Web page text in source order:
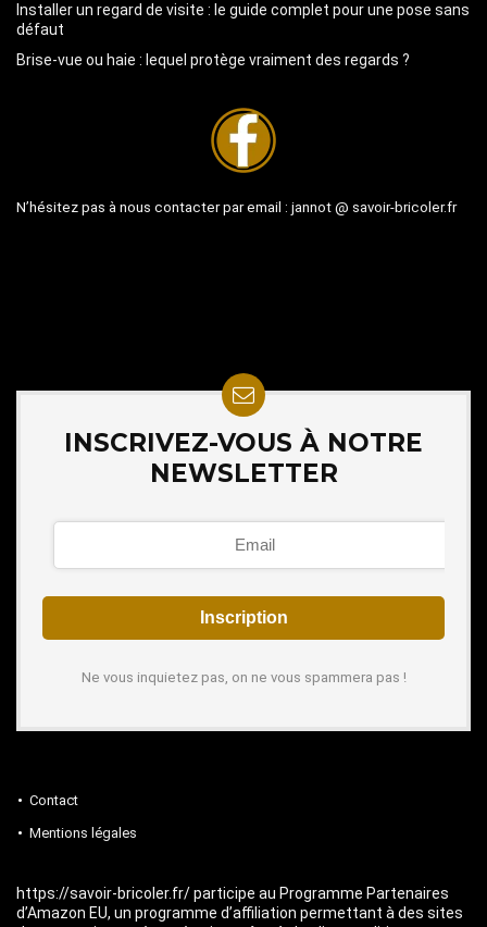
Installer un regard de visite : le guide complet pour une pose sans
défaut
Brise-vue ou haie : lequel protège vraiment des regards ?
N’hésitez pas à nous contacter par email : jannot @ savoir-bricoler.fr
INSCRIVEZ-VOUS À NOTRE
NEWSLETTER
Ne vous inquietez pas, on ne vous spammera pas !
Contact
Mentions légales
https://savoir-bricoler.fr/ participe au Programme Partenaires
d’Amazon EU, un programme d’affiliation permettant à des sites